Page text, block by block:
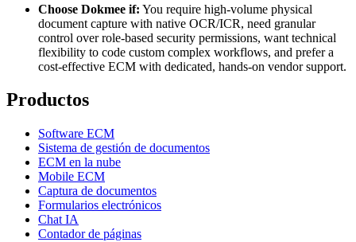
Choose Dokmee if: You require high-volume physical
document capture with native OCR/ICR, need granular
control over role-based security permissions, want technical
flexibility to code custom complex workflows, and prefer a
cost-effective ECM with dedicated, hands-on vendor support.
Productos
Software ECM
Sistema de gestión de documentos
ECM en la nube
Mobile ECM
Captura de documentos
Formularios electrónicos
Chat IA
Contador de páginas